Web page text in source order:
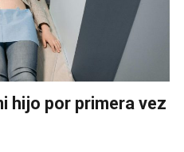
hijo por primera vez